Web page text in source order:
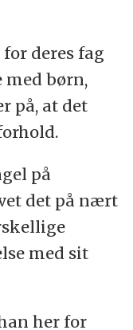
til 12
at bringe
deres fag
børn,
på, at det
på
det på nært
med sit
her for